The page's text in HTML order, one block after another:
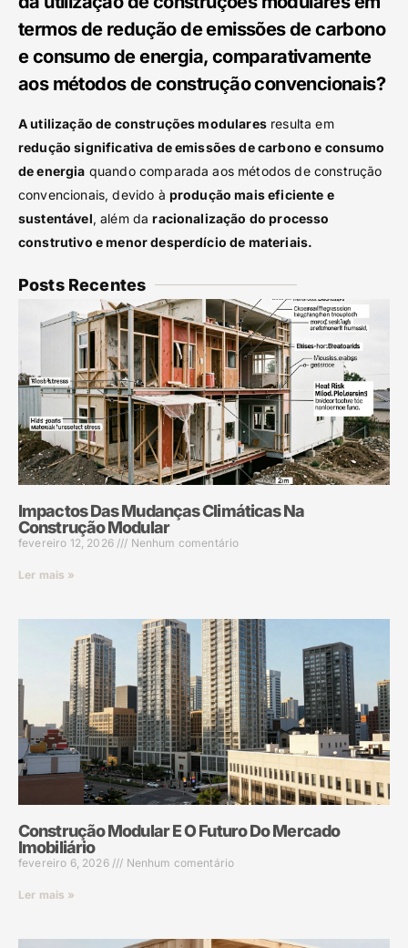
termos de redução de emissões de carbono
e consumo de energia, comparativamente
aos métodos de construção convencionais?
A utilização de construções modularesresulta em
redução significativa de emissões de carbono e consumo
de energia quando comparada aos métodos de construção
convencionais, devido à produção mais eficiente e
sustentável, além daracionalização do processo
construtivo e menor desperdício de materiais.
Posts Recentes
Impactos Das Mudanças Climáticas Na
Construção Modular
fevereiro 12, 2026 Nenhum comentário
Ler mais »
Construção Modular E O Futuro Do Mercado
Imobiliário
fevereiro 6, 2026 Nenhum comentário
Ler mais »